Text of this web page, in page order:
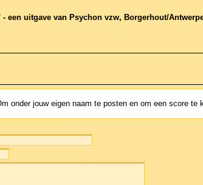
een uitgave van Psychon vzw, Borgerhout/
onder jouw eigen naam te posten en om een score te